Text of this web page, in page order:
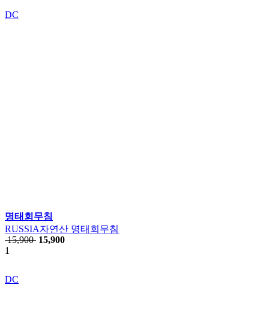
DC
명태회무침
RUSSIA자연산 명태회무침
15,900 15,900
1
DC